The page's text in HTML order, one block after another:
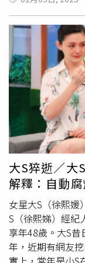
然我也不知道，
法接受大S離世，
熙娣臉書）然而
留下悲痛的家人
一步都不敢離開
S完全無法接受，
幾乎無法接受和
大S就是悲從中
況。熟識S家的友
全沒有辦法做任
中」的決定，讓
大S猝逝／
解釋：自動
女星大S（徐熙媛
S（徐熙娣）經紀
享年48歲。大S
年，近期有網友